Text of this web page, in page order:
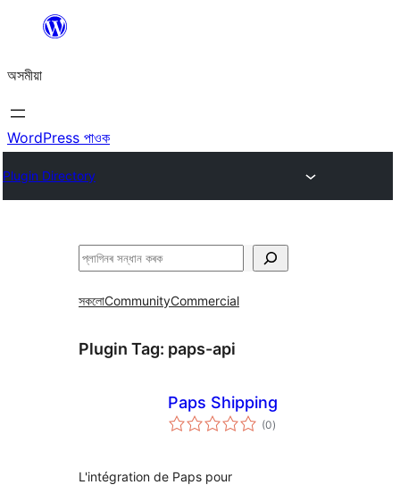
বিষয়বস্তুলৈ
যাওক
অসমীয়া
WordPress পাওক
Plugin Directory
সন্ধান
সকলোCommunityCommercial
Plugin Tag: paps-api
Paps Shipping
(0টা
মুঠ)
L'intégration de Paps pour